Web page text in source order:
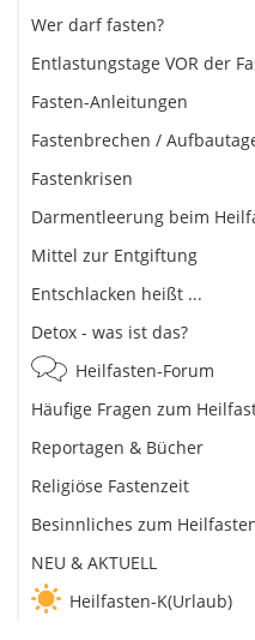
Wer darf fasten?
Entlastungstage VOR der
Fasten-Anleitungen
Fastenbrechen /
Fastenkrisen
Darmentleerung beim
Mittel zur Entgiftung
Entschlacken heißt ...
Detox - was ist das?
Heilfasten-Forum
Häufige Fragen zum
Reportagen & Bücher
Religiöse Fastenzeit
Besinnliches zum
NEU & AKTUELL
Heilfasten-K(Urlaub)